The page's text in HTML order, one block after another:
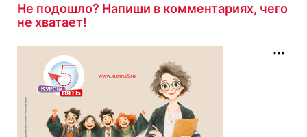
Не подошло? Напиши в комментариях, чего
не хватает!